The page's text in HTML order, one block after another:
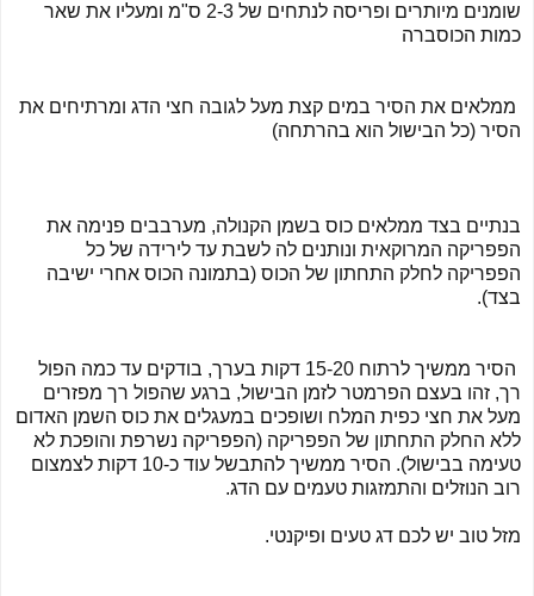
שומנים מיותרים ופריסה לנתחים של 2-3 ס"מ ומעליו את שאר
כמות הכוסברה
ממלאים את הסיר במים קצת מעל לגובה חצי הדג ומרתיחים את
הסיר (כל הבישול הוא בהרתחה)
בנתיים בצד ממלאים כוס בשמן הקנולה, מערבבים פנימה את
הפפריקה המרוקאית ונותנים לה לשבת עד לירידה של כל
הפפריקה לחלק התחתון של הכוס (בתמונה הכוס אחרי ישיבה
בצד).
הסיר ממשיך לרתוח 15-20 דקות בערך, בודקים עד כמה הפול
רך, זהו בעצם הפרמטר לזמן הבישול, ברגע שהפול רך מפזרים
מעל את חצי כפית המלח ושופכים במעגלים את כוס השמן האדום
ללא החלק התחתון של הפפריקה (הפפריקה נשרפת והופכת לא
טעימה בבישול). הסיר ממשיך להתבשל עוד כ-10 דקות לצמצום
רוב הנוזלים והתמזגות טעמים עם הדג.
מזל טוב יש לכם דג טעים ופיקנטי.